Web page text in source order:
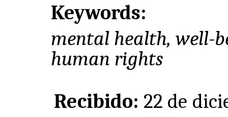
Keywords:
mental health, well-
human rights
Recibido: 22 de